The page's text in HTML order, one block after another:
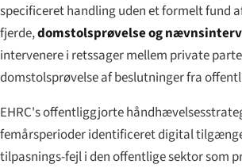
specificeret handling uden et formelt fund
fjerde,domstolsprøvelse og
intervenere i retssager mellem private
domstolsprøvelse af beslutninger fra
EHRC's offentliggjorte
femårsperioder identificeret digital
tilpasnings-fejl i den offentlige sektor som